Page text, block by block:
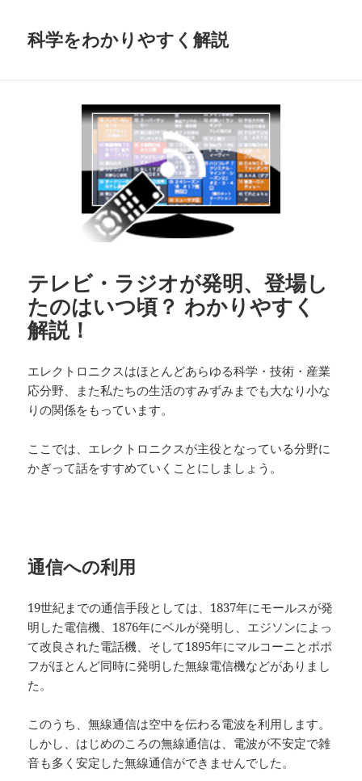
科学をわかりやすく解説
テレビ・ラジオが発明、登場し
たのはいつ頃？ わかりやすく
解説！
エレクトロニクスはほとんどあらゆる科学・技術・産業
応分野、また私たちの生活のすみずみまでも大なり小な
りの関係をもっています。
ここでは、エレクトロニクスが主役となっている分野に
かぎって話をすすめていくことにしましょう。
通信への利用
19世紀までの通信手段としては、1837年にモールスが発
明した電信機、1876年にベルが発明し、エジソンによっ
て改良された電話機、そして1895年にマルコーニとポポ
フがほとんど同時に発明した無線電信機などがありまし
た。
このうち、無線通信は空中を伝わる電波を利用します。
しかし、はじめのころの無線通信は、電波が不安定で雑
音も多く安定した無線通信ができませんでした。